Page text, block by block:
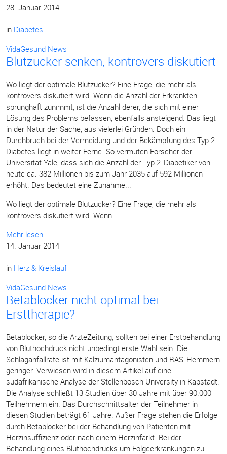
28. Januar 2014
in Diabetes
VidaGesund News
Blutzucker senken, kontrovers diskutiert
Wo liegt der optimale Blutzucker? Eine Frage, die mehr als
kontrovers diskutiert wird. Wenn die Anzahl der Erkrankten
sprunghaft zunimmt, ist die Anzahl derer, die sich mit einer
Lösung des Problems befassen, ebenfalls ansteigend. Das liegt
in der Natur der Sache, aus vielerlei Gründen. Doch ein
Durchbruch bei der Vermeidung und der Bekämpfung des Typ 2-
Diabetes liegt in weiter Ferne. So vermuten Forscher der
Universität Yale, dass sich die Anzahl der Typ 2-Diabetiker von
heute ca. 382 Millionen bis zum Jahr 2035 auf 592 Millionen
erhöht. Das bedeutet eine Zunahme...
Wo liegt der optimale Blutzucker? Eine Frage, die mehr als
kontrovers diskutiert wird. Wenn...
Mehr lesen
14. Januar 2014
in Herz & Kreislauf
VidaGesund News
Betablocker nicht optimal bei
Ersttherapie?
Betablocker, so die ÄrzteZeitung, sollten bei einer Erstbehandlung
von Bluthochdruck nicht unbedingt erste Wahl sein. Die
Schlaganfallrate ist mit Kalziumantagonisten und RAS-Hemmern
geringer. Verwiesen wird in diesem Artikel auf eine
südafrikanische Analyse der Stellenbosch University in Kapstadt.
Die Analyse schließt 13 Studien über 30 Jahre mit über 90.000
Teilnehmern ein. Das Durchschnittsalter der Teilnehmer in
diesen Studien beträgt 61 Jahre. Außer Frage stehen die Erfolge
durch Betablocker bei der Behandlung von Patienten mit
Herzinsuffizienz oder nach einem Herzinfarkt. Bei der
Behandlung eines Bluthochdrucks um Folgeerkrankungen zu